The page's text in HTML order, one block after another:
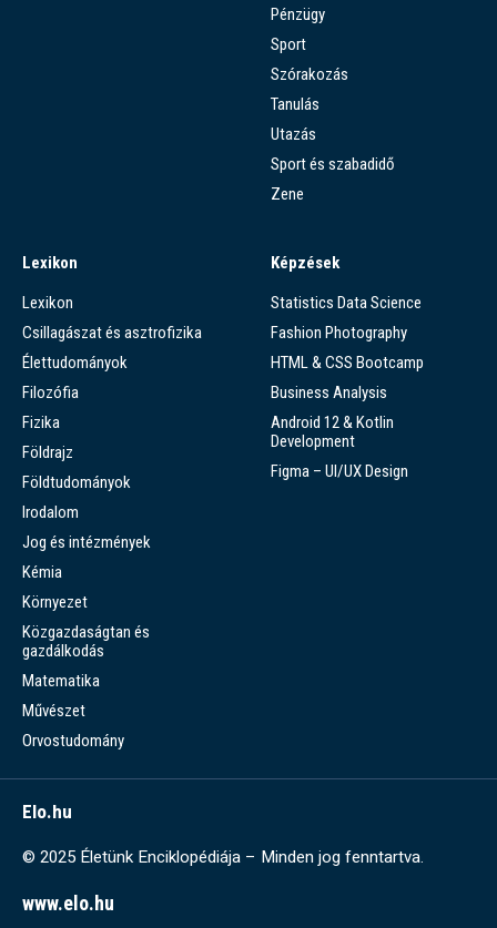
Pénzügy
Sport
Szórakozás
Tanulás
Utazás
Sport és szabadidő
Zene
Lexikon
Lexikon
Csillagászat és asztrofizika
Élettudományok
Filozófia
Fizika
Földrajz
Földtudományok
Irodalom
Jog és intézmények
Kémia
Környezet
Közgazdaságtan és
gazdálkodás
Matematika
Művészet
Orvostudomány
Képzések
Statistics Data Science
Fashion Photography
HTML & CSS Bootcamp
Business Analysis
Android 12 & Kotlin
Development
Figma – UI/UX Design
Elo.hu
© 2025 Életünk Enciklopédiája – Minden jog fenntartva.
www.elo.hu